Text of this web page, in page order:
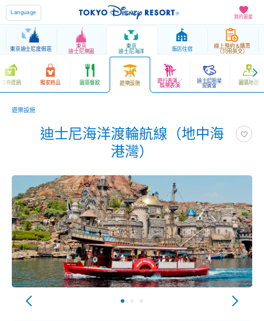
我的最愛
Language
東京迪士尼度假區
東京
迪士尼樂園
東京
迪士尼海洋
飯店住宿
線上預約＆購票
（只用英文）
票券資訊 獨家商品 園區餐飲 遊樂設施 遊行表演／
娛樂表演
迪士尼明星
迎賓會 園區地圖
遊樂設施
迪士尼海洋渡輪航線（地中海
港灣）